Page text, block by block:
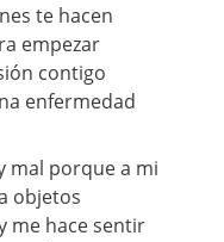
te hacen
empezar
contigo
enfermedad
mal porque a mi
objetos
me hace sentir